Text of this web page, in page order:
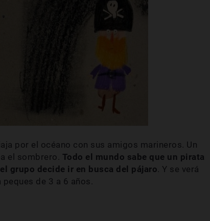
por el océano con sus amigos marineros. Un
el sombrero. Todo el mundo sabe que un pirata
grupo decide ir en busca del pájaro . Y se verá
de 3 a 6 años.